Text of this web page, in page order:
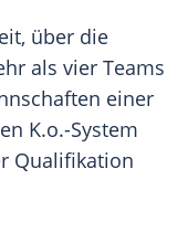
über die
als vier Teams
einer
K.o.-System
Qualifikation